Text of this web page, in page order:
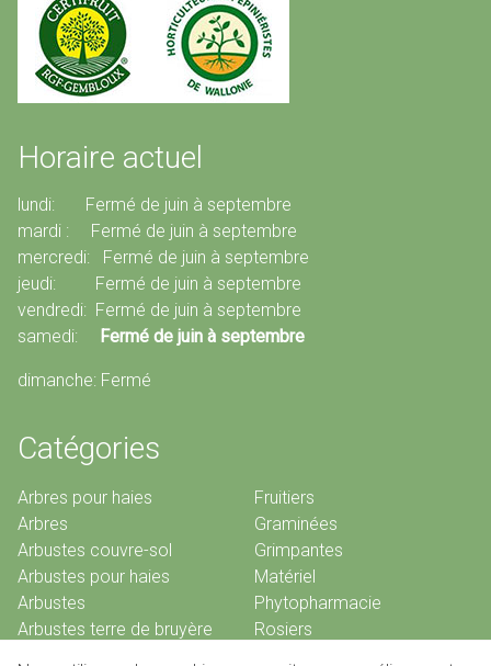
Horaire actuel
lundi: Fermé de juin à septembre
mardi : Fermé de juin à septembre
mercredi: Fermé de juin à septembre
jeudi: Fermé de juin à septembre
vendredi: Fermé de juin à septembre
samedi:
Fermé de juin à septembre
dimanche: Fermé
Catégories
Arbres pour haies
Arbres
Arbustes couvre-sol
Arbustes pour haies
Arbustes
Arbustes terre de bruyère
Fruitiers
Graminées
Grimpantes
Matériel
Phytopharmacie
Rosiers